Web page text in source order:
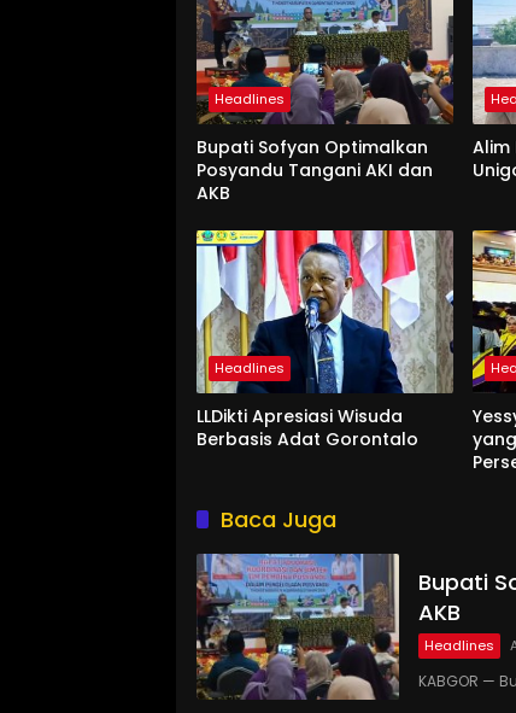
Headlines
Bupati Sofyan Optimalkan
Posyandu Tangani AKI dan
AKB
Alim
Headlines
LLDikti Apresiasi Wisuda
Berbasis Adat Gorontalo
Baca Juga
Bupati
AKB
Headlines
KABGOR —